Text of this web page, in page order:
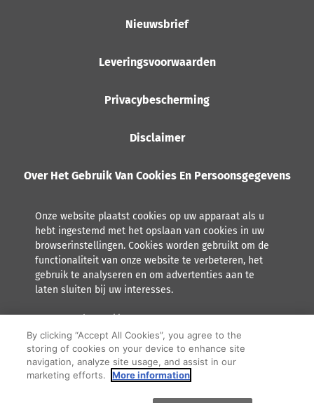
Nieuwsbrief
Leveringsvoorwaarden
Privacybescherming
Disclaimer
Over Het Gebruik Van Cookies En Persoonsgegevens
Onze website plaatst cookies op uw apparaat als u
hebt ingestemd met het opslaan van cookies in uw
browserinstellingen. Cookies worden gebruikt om de
functionaliteit van onze website te verbeteren, het
gebruik te analyseren en om advertenties aan te
laten sluiten bij uw interesses.
Lees meer over hoe Orkla met persoonsgegevens omgaat,
inclusief het recht tot inzage.
F
a
Y
o
I
n
By clicking “Accept All Cookies”, you agree to the
storing of cookies on your device to enhance site
navigation, analyze site usage, and assist in our
marketing efforts.
More information